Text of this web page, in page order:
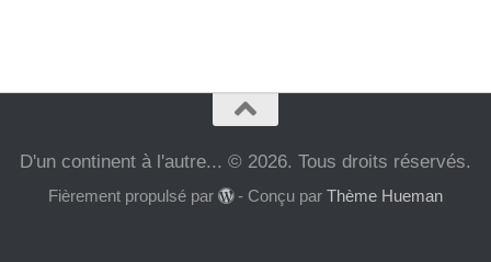
D'un continent à l'autre... © 2026. Tous droits réservés.
Fièrement propulsé par - Conçu parThème Hueman